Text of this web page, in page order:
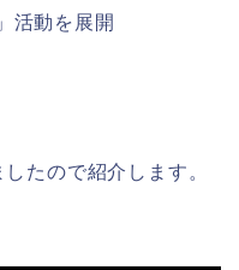
活動を展開
たので紹介します。